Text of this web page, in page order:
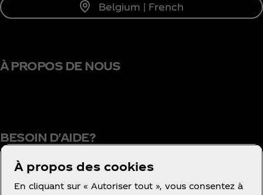
Belgium | French
À PROPOS DE NOUS
BESOIN D'AIDE?
À propos des cookies
En cliquant sur « Autoriser tout », vous consentez à